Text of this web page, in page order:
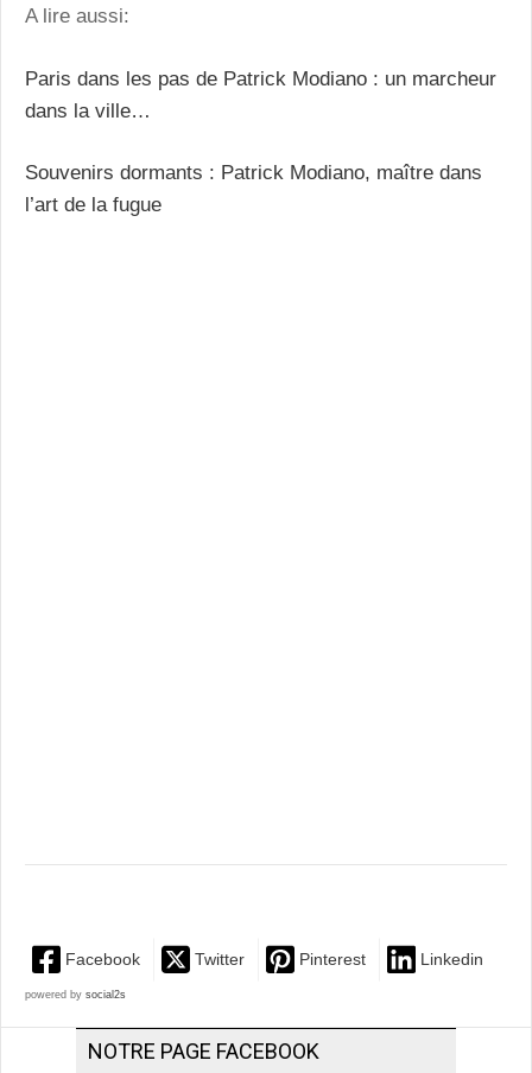
A lire aussi:
Paris dans les pas de Patrick Modiano : un marcheur
dans la ville…
Souvenirs dormants : Patrick Modiano, maître dans
l’art de la fugue
Facebook Twitter Pinterest Linkedin
powered by social2s
NOTRE PAGE FACEBOOK